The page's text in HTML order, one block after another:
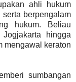
ahli hukum
berpengalam
hukum. Beliau
hingga
mengawal keraton
sumbangan